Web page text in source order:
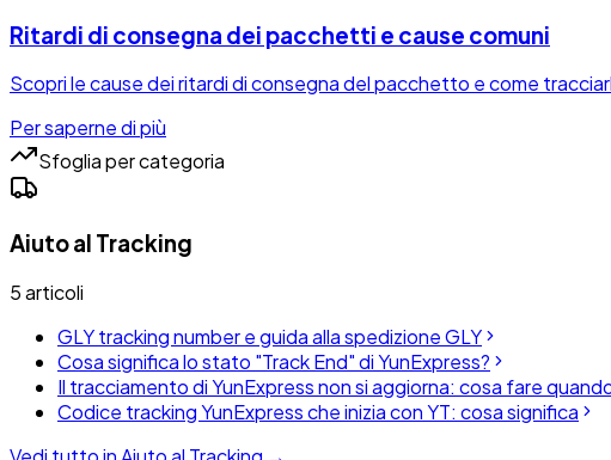
Ritardi di consegna dei pacchetti e cause comuni
Scopri le cause dei ritardi di consegna del pacchetto e come
Per saperne di più
Sfoglia per categoria
Aiuto al Tracking
5articoli
GLY tracking number e guida alla spedizione GLY
Cosa significa lo stato "Track End" di YunExpress?
Il tracciamento di YunExpress non si aggiorna: cosa fare
Codice tracking YunExpress che inizia con YT: cosa significa